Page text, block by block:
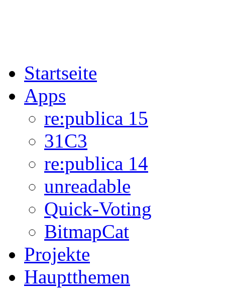
Startseite
Apps
re:publica 15
31C3
re:publica 14
unreadable
Quick-Voting
BitmapCat
Projekte
Hauptthemen